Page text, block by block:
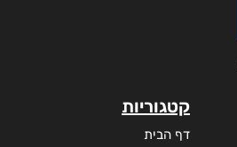
קטגוריות
דף הבית